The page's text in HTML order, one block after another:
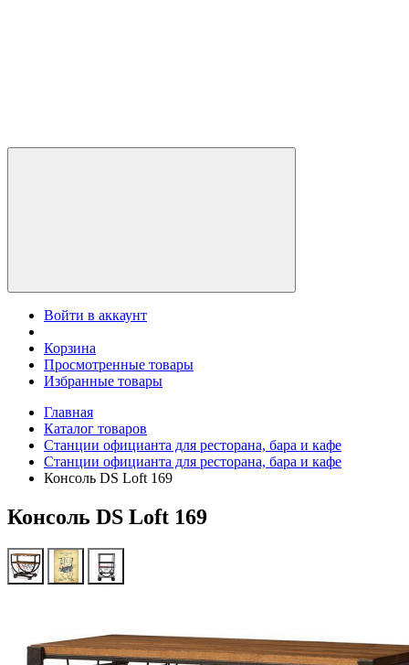
Войти в аккаунт
Корзина
Просмотренные товары
Избранные товары
Главная
Каталог товаров
Станции официанта для ресторана, бара и кафе
Станции официанта для ресторана, бара и кафе
Консоль DS Loft 169
Консоль DS Loft 169